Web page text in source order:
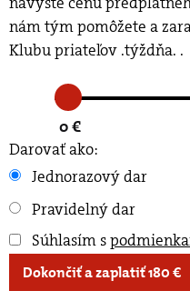
nám tým pomôžete a
Klubu priateľov .týždňa. .
0 €
Darovať ako:
Jednorazový dar
Pravidelný dar
Súhlasím s
Dokončiť a zaplatiť180€